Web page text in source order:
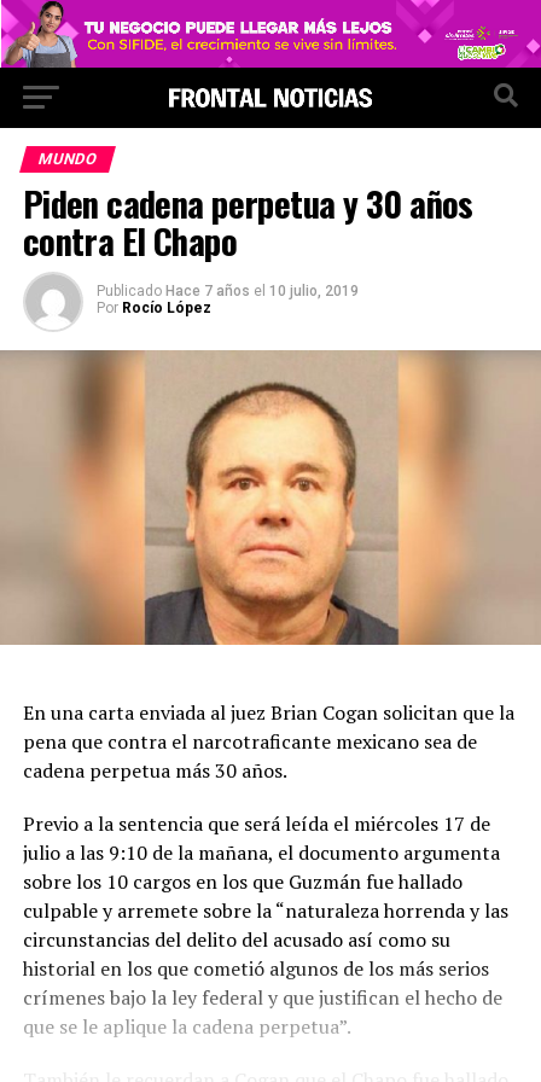
MUNDO
Piden cadena perpetua y 30 años
contra El Chapo
Publicado Hace 7 años el 10 julio, 2019
Por Rocío López
En una carta enviada al juez Brian Cogan solicitan que la
pena que contra el narcotraficante mexicano sea de
cadena perpetua más 30 años.
Previo a la sentencia que será leída el miércoles 17 de
julio a las 9:10 de la mañana, el documento argumenta
sobre los 10 cargos en los que Guzmán fue hallado
culpable y arremete sobre la “naturaleza horrenda y las
circunstancias del delito del acusado así como su
historial en los que cometió algunos de los más serios
crímenes bajo la ley federal y que justifican el hecho de
que se le aplique la cadena perpetua”.